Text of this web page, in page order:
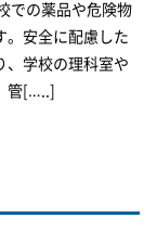
での薬品や危険物
。安全に配慮した
、学校の理科室や
管[…..]